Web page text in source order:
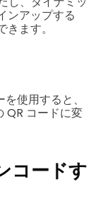
ンアップする
ます。
使用すると、
QR コードに変
コードす